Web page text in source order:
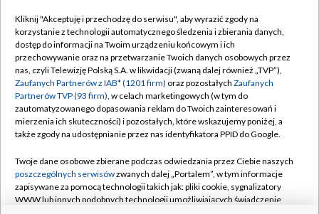
TVP
Abonament TVP
Emisja w TVP
Centrum informacji TVP
Naziemna Telewizja Cyfrowa
Rada Programowa
System NOS
Regulamin TVP
Polityka prywatności
Moje zgody
Pomoc
Kontakt
Kliknij "Akceptuję i przechodzę do serwisu", aby wyrazić zgody na
korzystanie z technologii automatycznego śledzenia i zbierania danych,
dostęp do informacji na Twoim urządzeniu końcowym i ich
przechowywanie oraz na przetwarzanie Twoich danych osobowych przez
nas, czyli Telewizję Polską S.A. w likwidacji (zwaną dalej również „TVP”),
Zaufanych Partnerów z IAB* (1201 firm) oraz pozostałych Zaufanych
Partnerów TVP (93 firm), w celach marketingowych (w tym do
zautomatyzowanego dopasowania reklam do Twoich zainteresowań i
mierzenia ich skuteczności) i pozostałych, które wskazujemy poniżej, a
także zgody na udostępnianie przez nas identyfikatora PPID do Google.
Twoje dane osobowe zbierane podczas odwiedzania przez Ciebie naszych
poszczególnych serwisówzwanych dalej „Portalem”, w tym informacje
zapisywane za pomocą technologii takich jak: pliki cookie, sygnalizatory
WWW lub innych podobnych technologii umożliwiających świadczenie